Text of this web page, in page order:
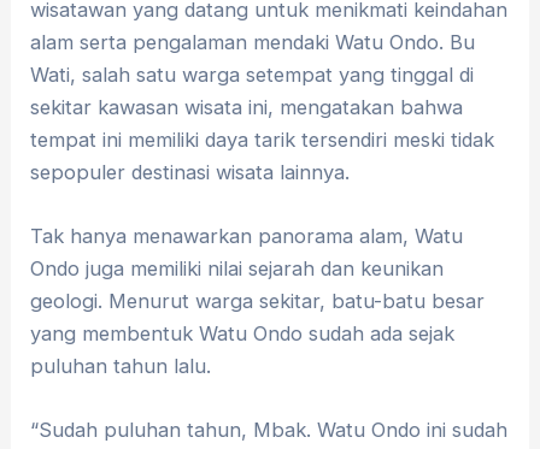
wisatawan yang datang untuk menikmati keindahan
alam serta pengalaman mendaki Watu Ondo. Bu
Wati, salah satu warga setempat yang tinggal di
sekitar kawasan wisata ini, mengatakan bahwa
tempat ini memiliki daya tarik tersendiri meski tidak
sepopuler destinasi wisata lainnya.
Tak hanya menawarkan panorama alam, Watu
Ondo juga memiliki nilai sejarah dan keunikan
geologi. Menurut warga sekitar, batu-batu besar
yang membentuk Watu Ondo sudah ada sejak
puluhan tahun lalu.
“Sudah puluhan tahun, Mbak. Watu Ondo ini sudah